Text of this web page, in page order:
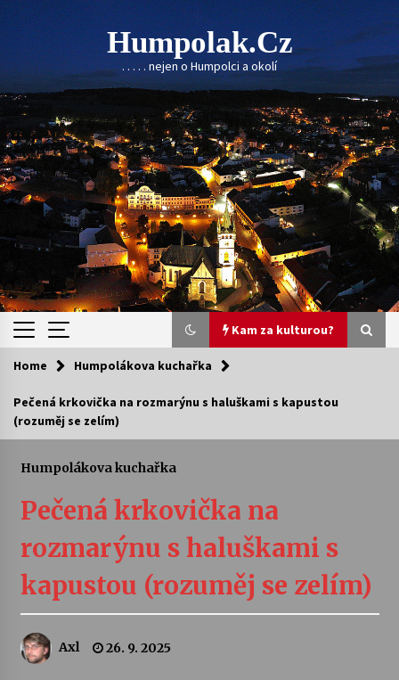
Skip
to
content
Humpolak.cz
. . . . . nejen o Humpolci a okolí
Kam za kulturou?
Kam za kulturou?
4. 8. 2026
Vernisáž výstavy Josefíny Duškové: Stávám se
30. 7. 2026
Veselí muzikanti
30. 7. 2026
Home Humpolákova kuchařka
Pečená krkovička na rozmarýnu s haluškami s kapustou
(rozuměj se zelím)
Humpolákova kuchařka
Pečená krkovička na
rozmarýnu s haluškami s
kapustou (rozuměj se zelím)
Axl 26. 9. 2025